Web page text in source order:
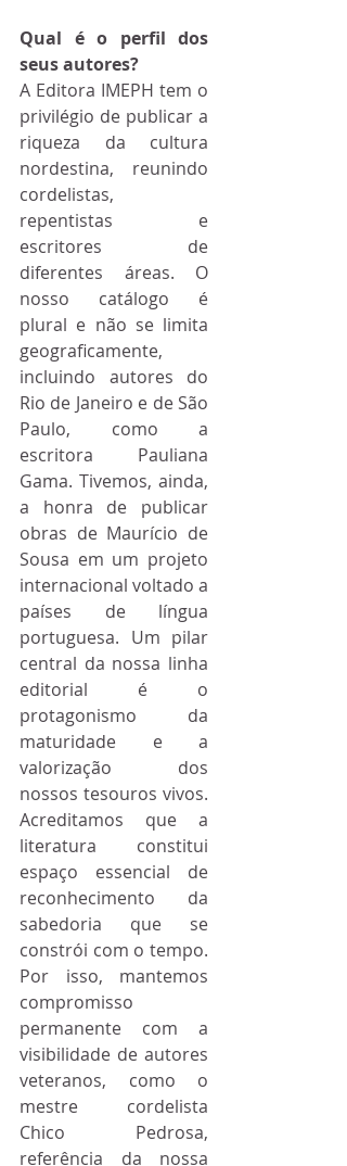
Qual é o perfil dos
seus autores?
A Editora IMEPH tem o
privilégio de publicar a
riqueza da cultura
nordestina, reunindo
cordelistas,
repentistas e
escritores de
diferentes áreas. O
nosso catálogo é
plural e não se limita
geograficamente,
incluindo autores do
Rio de Janeiro e de São
Paulo, como a
escritora Pauliana
Gama. Tivemos, ainda,
a honra de publicar
obras de Maurício de
Sousa em um projeto
internacional voltado a
países de língua
portuguesa. Um pilar
central da nossa linha
editorial é o
protagonismo da
maturidade e a
valorização dos
nossos tesouros vivos.
Acreditamos que a
literatura constitui
espaço essencial de
reconhecimento da
sabedoria que se
constrói com o tempo.
Por isso, mantemos
compromisso
permanente com a
visibilidade de autores
veteranos, como o
mestre cordelista
Chico Pedrosa,
referência da nossa